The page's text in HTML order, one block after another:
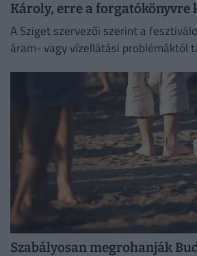
Károly, erre a forgatókönyvre
A Sziget szervezői szerint a
áram- vagy vízellátási problémáktól
Szabályosan megrohanják